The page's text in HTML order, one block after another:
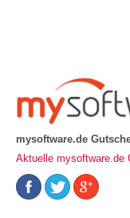
mysoftware.de
Aktuelle mysoftware.de